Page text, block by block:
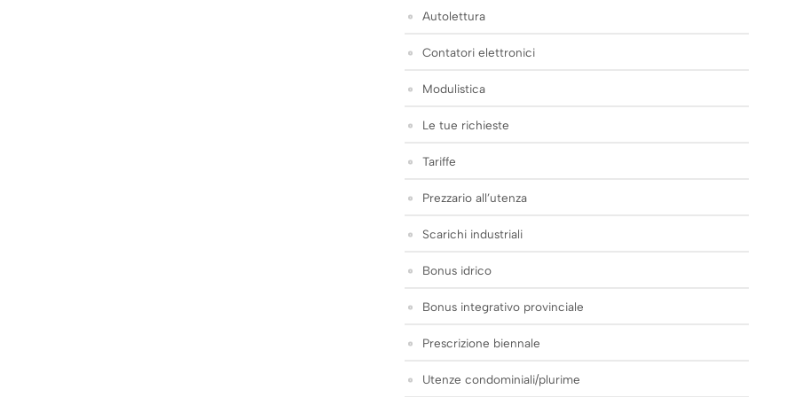
Autolettura
Contatori elettronici
Modulistica
Le tue richieste
Tariffe
Prezzario all’utenza
Scarichi industriali
Bonus idrico
Bonus integrativo provinciale
Prescrizione biennale
Utenze condominiali/plurime